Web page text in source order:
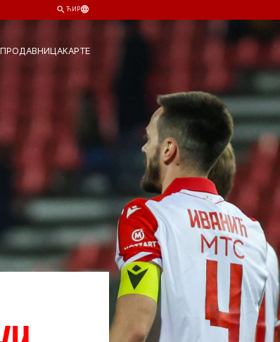
ЋИР
ПРОДАВНИЦАКАРТЕ